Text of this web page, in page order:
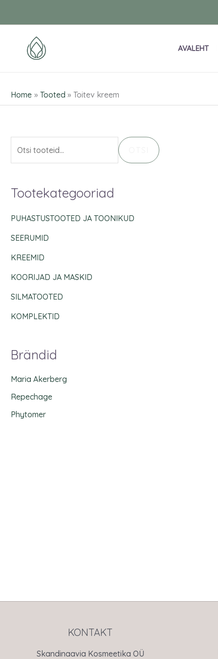
AVALEHT
Home Tooted Toitev kreem
t
Tootekategooriad
PUHASTUSTOOTED JA TOONIKUD
SEERUMID
KREEMID
KOORIJAD JA MASKID
SILMATOOTED
KOMPLEKTID
Brändid
Maria Akerberg
Repechage
Phytomer
KONTAKT
Skandinaavia Kosmeetika OÜ